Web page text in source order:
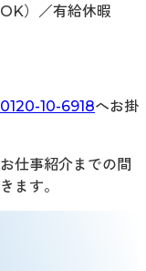
）／有給休暇
0120-10-6918へお掛
仕事紹介までの間
ます。